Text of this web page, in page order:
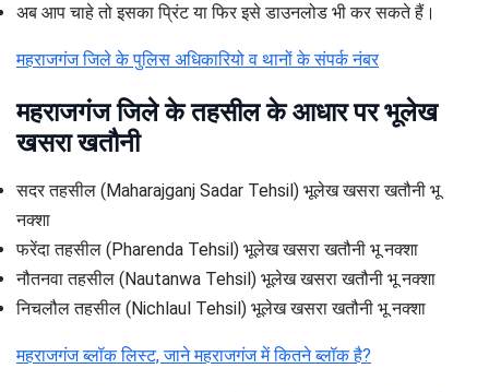
अब आप चाहे तो इसका प्रिंट या फिर इसे डाउनलोड भी कर सकते हैं।
महराजगंज जिले के पुलिस अधिकारियो व थानों के संपर्क नंबर
महराजगंज जिले के तहसील के आधार पर भूलेख
खसरा खतौनी
सदर तहसील (Maharajganj Sadar Tehsil) भूलेख खसरा खतौनी भू
नक्शा
फरेंदा तहसील (Pharenda Tehsil) भूलेख खसरा खतौनी भू नक्शा
नौतनवा तहसील (Nautanwa Tehsil) भूलेख खसरा खतौनी भू नक्शा
निचलौल तहसील (Nichlaul Tehsil) भूलेख खसरा खतौनी भू नक्शा
महराजगंज ब्लॉक लिस्ट, जाने महराजगंज में कितने ब्लॉक है?